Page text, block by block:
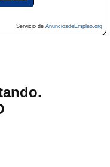
Servicio de AnunciosdeEmpleo.org